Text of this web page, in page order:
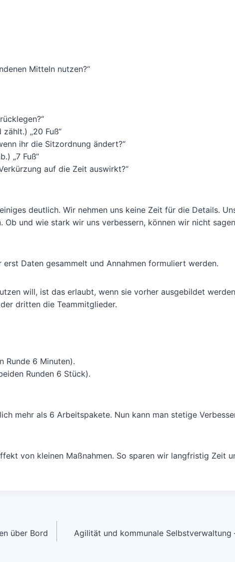
Mitteln nutzen?“
„20 Fuß“
ihr die Sitzordnung ändert?“
„7 Fuß“
auf die Zeit auswirkt?“
deutlich. Wir nehmen uns keine Zeit für die Details.
Ob und wie stark wir uns verbessern, können wir nicht
Daten gesammelt und Annahmen formuliert werden.
will, ist das erlaubt, wenn sie vorher ausgebildet
dritten die Teammitglieder.
Runde 6 Minuten).
Runden 6 Stück).
mehr als 6 Arbeitspakete. Nun kann man stetige
von kleinen Maßnahmen. So sparen wir langfristig Zeit
über Bord
Agilität und kommunale Selbstverwaltung